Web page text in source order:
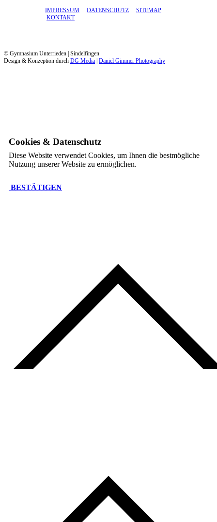
IMPRESSUM DATENSCHUTZ
SITEMAP
KONTAKT
© Gymnasium Unterrieden | Sindelfingen
Design & Konzeption durch DG Media Daniel Gimmer Photography
Cookies & Datenschutz
Diese Website verwendet Cookies, um Ihnen die bestmögliche
Nutzung unserer Website zu ermöglichen.
BESTÄTIGEN